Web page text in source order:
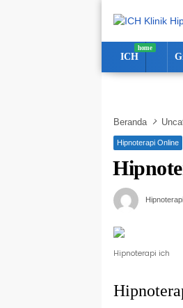
ICH
Beranda
Hipnoterapi Online
Hipnoterapi ich